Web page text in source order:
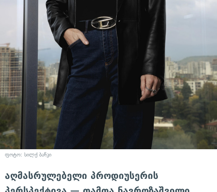
ფოტო: სილქ ბანკი
აღმასრულებელი პროდიუსერის